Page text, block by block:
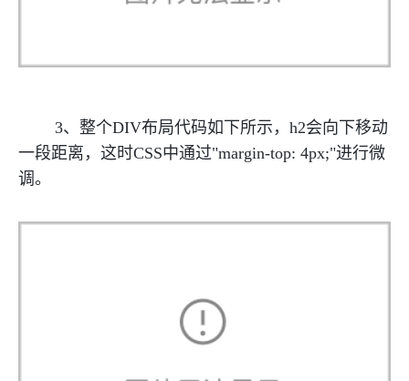
3、整个DIV布局代码如下所示，h2会向下移动
一段距离，这时CSS中通过"margin-top: 4px;"进行微
调。